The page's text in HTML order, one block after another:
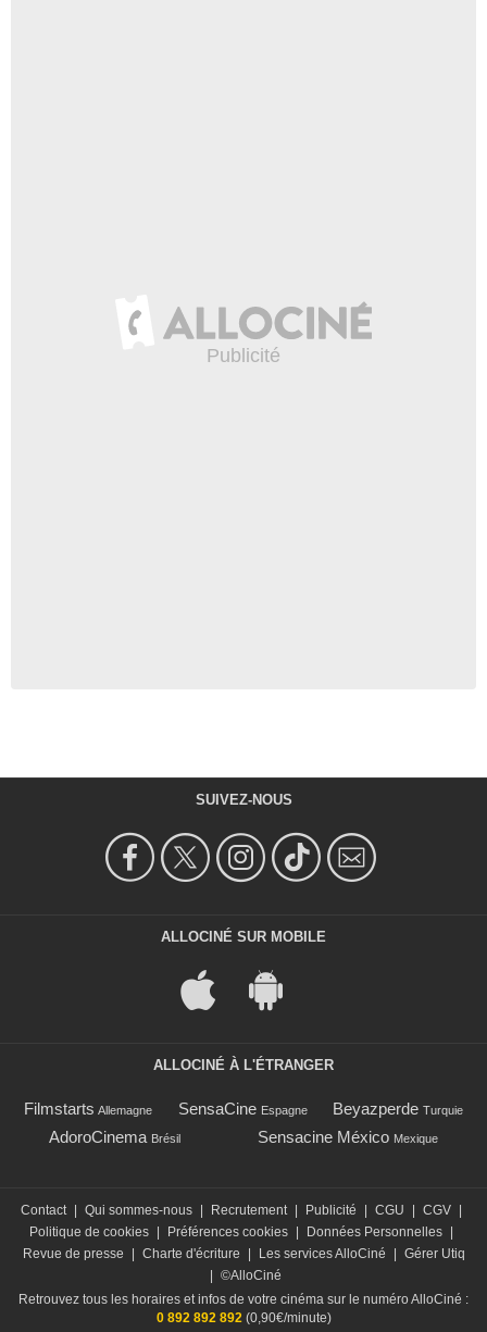
SUIVEZ-NOUS
ALLOCINÉ SUR MOBILE
ALLOCINÉ À L'ÉTRANGER
Filmstarts Allemagne SensaCine Espagne Beyazperde Turquie
AdoroCinema Brésil Sensacine México Mexique
Contact | Qui sommes-nous | Recrutement | Publicité | CGU | CGV |
Politique de cookies | Préférences cookies | Données Personnelles |
Revue de presse
| Charte d'écriture | Les services AlloCiné | Gérer Utiq
| ©AlloCiné
Retrouvez tous les horaires et infos de votre cinéma sur le numéro AlloCiné :
0 892 892 892 (0,90€/minute)